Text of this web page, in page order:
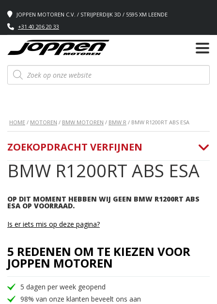
JOPPEN MOTOREN C.V. / STRIJPERDIJK 3D / 5595 XM LEENDE
+31 40 206 20 33
Producten
zoeken
HOME / MOTOREN / BMW MOTOREN / BMW R / BMW R1200RT ABS ESA
BMW R1200RT ABS ESA
OP DIT MOMENT HEBBEN WIJ GEEN BMW R1200RT ABS
ESA OP VOORRAAD.
ZOEKOPDRACHT VERFIJNEN
Is er iets mis op deze pagina?
5 REDENEN OM TE KIEZEN VOOR
JOPPEN MOTOREN
5 dagen per week geopend
98% van onze klanten beveelt ons aan